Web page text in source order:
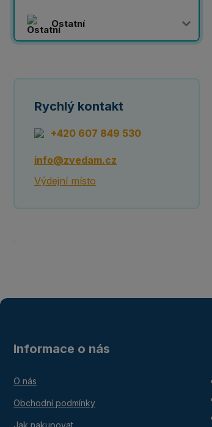
Ostatní
Rychlý kontakt
+420 607 849 530
info@zvedam.cz
Výdejní místo
Informace o nás
O nás
Obchodní podmínky
Jak nakupovat